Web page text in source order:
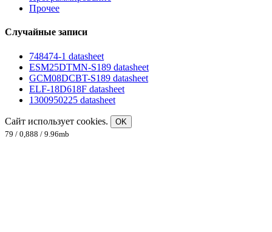
Прочее
Случайные записи
748474-1 datasheet
ESM25DTMN-S189 datasheet
GCM08DCBT-S189 datasheet
ELF-18D618F datasheet
1300950225 datasheet
Сайт использует cookies.
OK
79 / 0,888 / 9.96mb